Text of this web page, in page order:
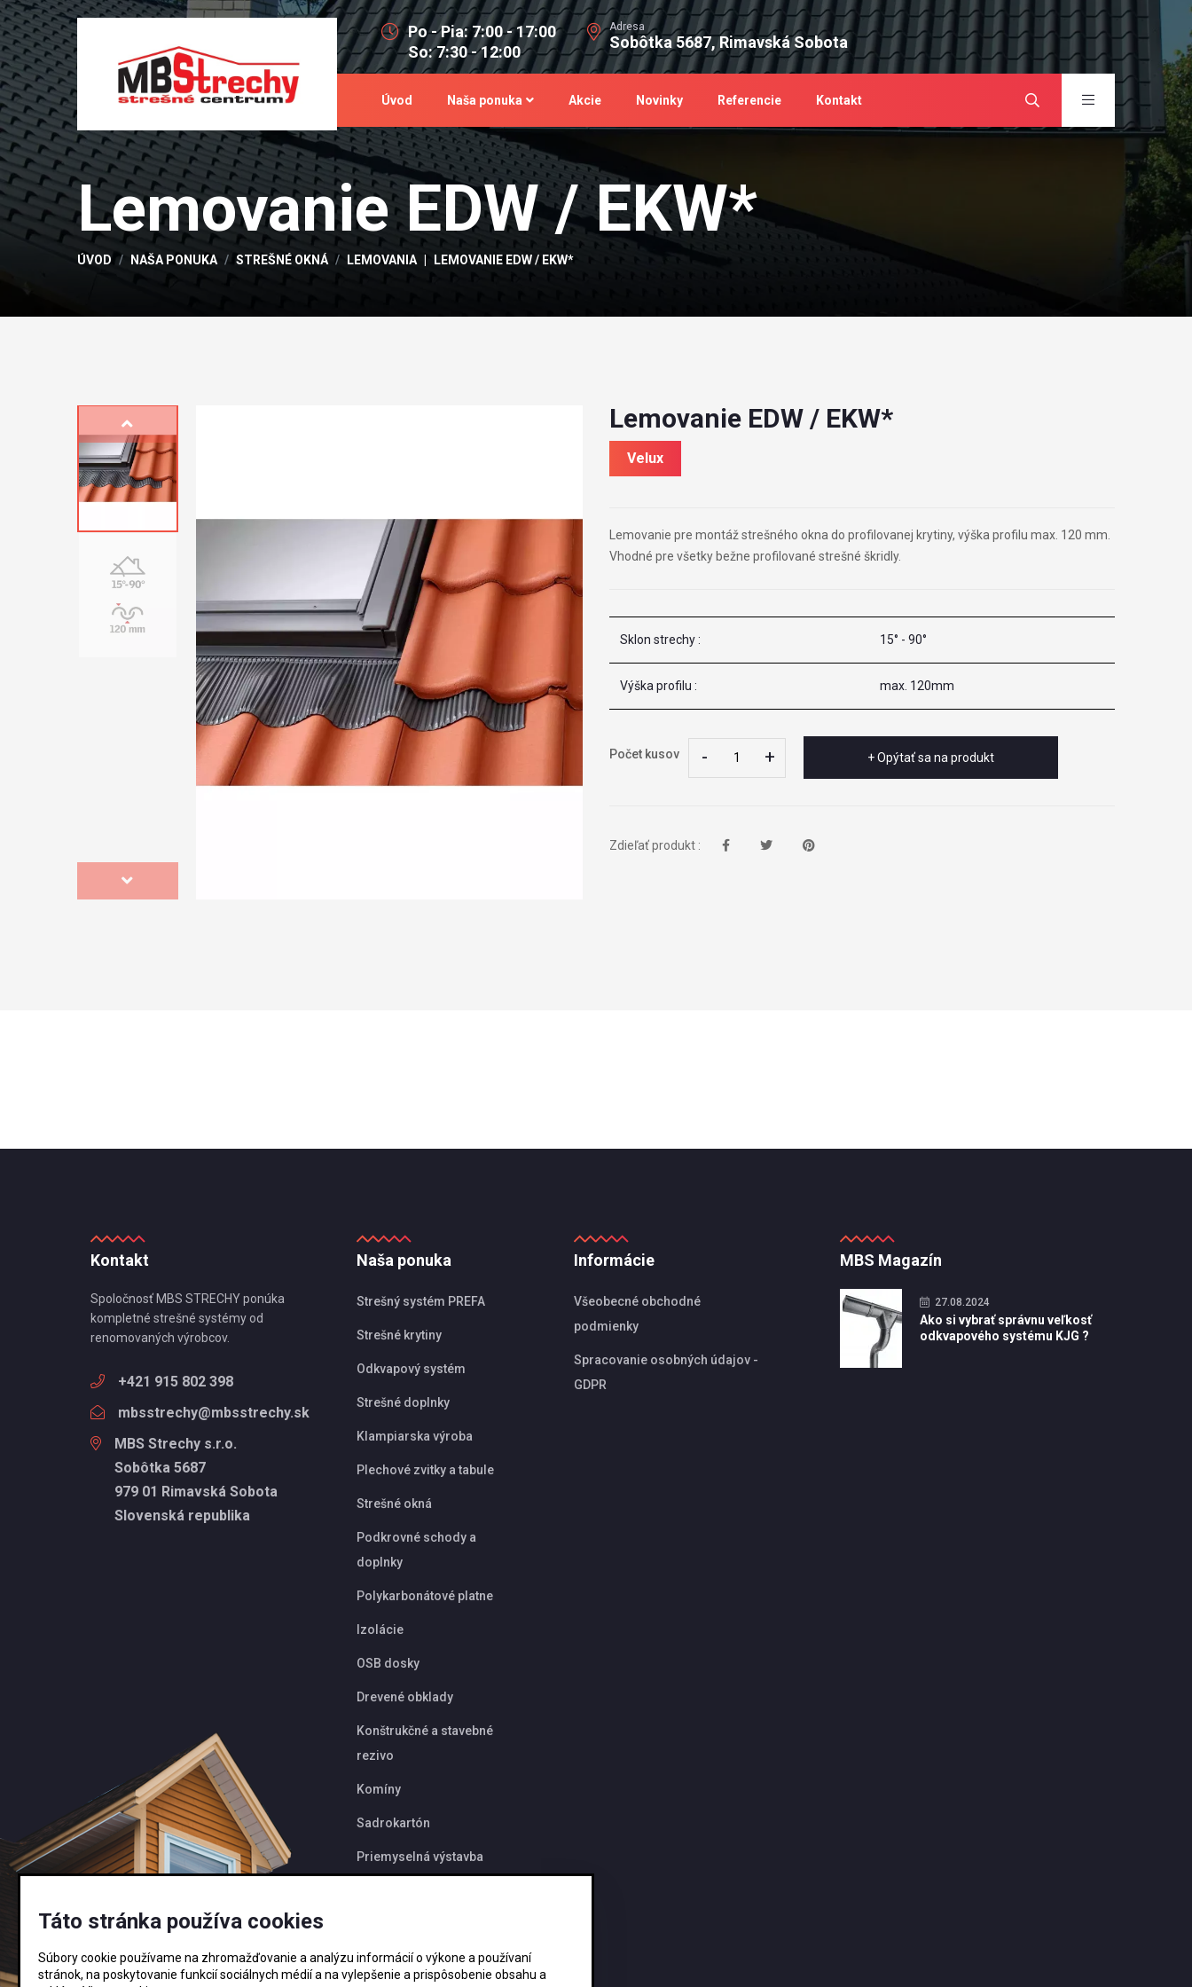
Po - Pia: 7:00 - 17:00
So: 7:30 - 12:00
Adresa
Sobôtka 5687, Rimavská Sobota
Úvod Naša ponuka Akcie Novinky Referencie Kontakt
Lemovanie EDW / EKW*
ÚVOD NAŠA PONUKA STREŠNÉ OKNÁ LEMOVANIA LEMOVANIE EDW / EKW*
Lemovanie EDW / EKW*
Velux
Lemovanie pre montáž strešného okna do profilovanej krytiny, výška profilu max. 120 mm.
Vhodné pre všetky bežne profilované strešné škridly.
Sklon strechy : 15° - 90°
Výška profilu : max. 120mm
Počet kusov - +
- + + Opýtať sa na produkt
Zdieľať produkt :
Kontakt
Spoločnosť MBS STRECHY ponúka
kompletné strešné systémy od
renomovaných výrobcov.
+421 915 802 398
mbsstrechy@mbsstrechy.sk
MBS Strechy s.r.o.
Sobôtka 5687
979 01 Rimavská Sobota
Slovenská republika
Naša ponuka
Strešný systém PREFA
Strešné krytiny
Odkvapový systém
Strešné doplnky
Klampiarska výroba
Plechové zvitky a tabule
Strešné okná
Podkrovné schody a
doplnky
Polykarbonátové platne
Izolácie
OSB dosky
Drevené obklady
Konštrukčné a stavebné
rezivo
Komíny
Sadrokartón
Priemyselná výstavba
Informácie
Všeobecné obchodné
podmienky
Spracovanie osobných údajov -
GDPR
MBS Magazín
27.08.2024
Ako si vybrať správnu veľkosť
odkvapového systému KJG ?
Táto stránka používa cookies
Súbory cookie používame na zhromažďovanie a analýzu informácií o výkone a používaní
stránok, na poskytovanie funkcií sociálnych médií a na vylepšenie a prispôsobenie obsahu a